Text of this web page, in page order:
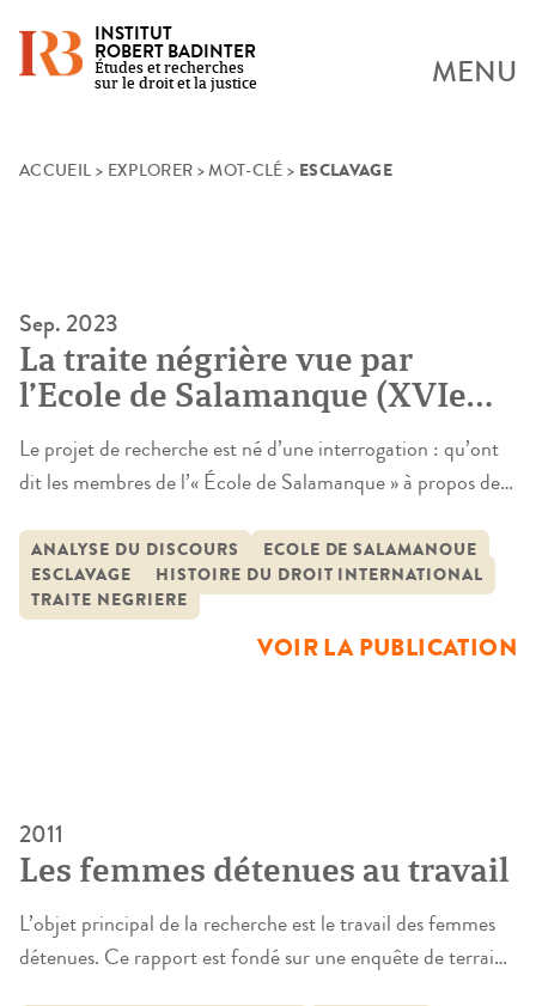
Skip
INSTITUT
ROBERT BADINTER
Études et recherches
sur le droit et la justice
MENU
ACCUEIL > EXPLORER >MOT-CLÉ > ESCLAVAGE
Sep. 2023
La traite négrière vue par
l’Ecole de Salamanque (XVIe
siècle)
Le projet de recherche est né d’une interrogation : qu’ont
dit les membres de l’« École de Salamanque » à propos de
XVIe siècle ? Cette question semblait constituer un angle
mort chez les juristes. En effet, tandis que les discussions
sur la nature et […]
ANALYSE DU DISCOURS
ECOLE DE SALAMANQUE
ESCLAVAGE
HISTOIRE DU DROIT INTERNATIONAL
TRAITE NEGRIERE
VOIR LA PUBLICATION
2011
Les femmes détenues au travail
L’objet principal de la recherche est le travail des femmes
détenues. Ce rapport est fondé sur une enquête de terrain